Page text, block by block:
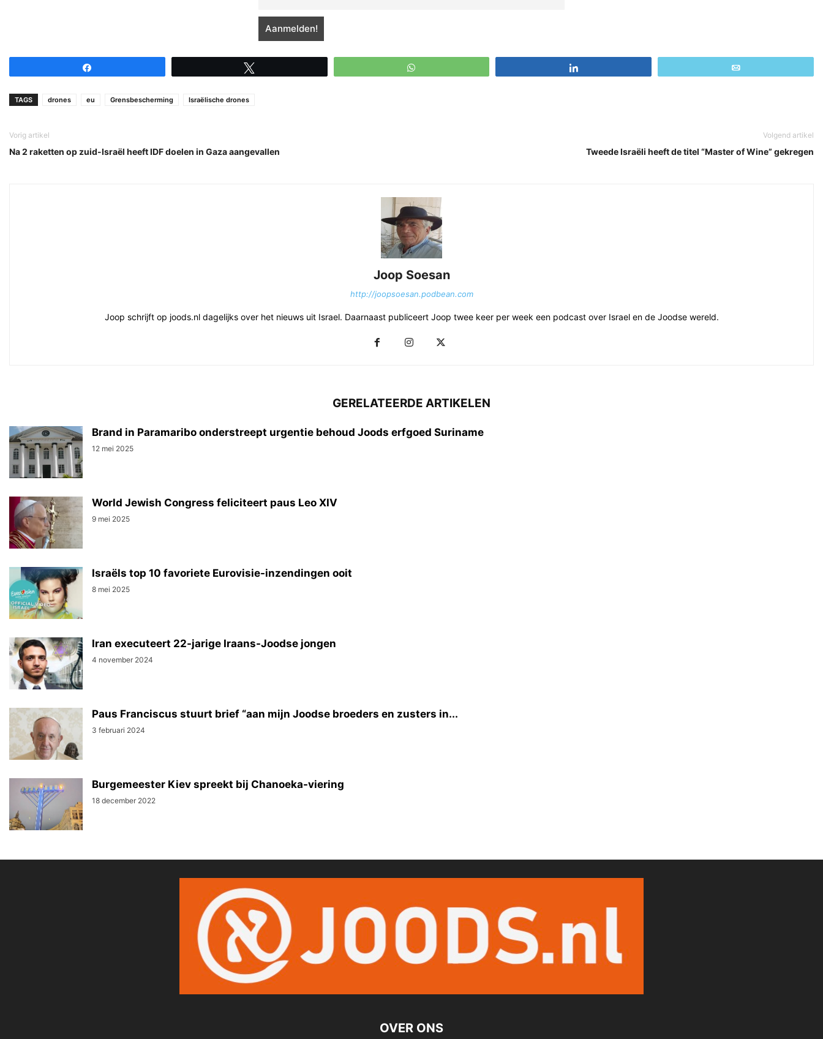
TAGS drones eu Grensbescherming Israëlische drones
Vorig artikel
Na 2 raketten op zuid-Israël heeft IDF doelen in Gaza aangevallen
Volgend artikel
Tweede Israëli heeft de titel “Master of Wine” gekregen
Joop Soesan
http://joopsoesan.podbean.com
Joop schrijft op joods.nl dagelijks over het nieuws uit Israel. Daarnaast publiceert Joop twee keer per week een podcast over Israel en de Joodse wereld.
GERELATEERDE ARTIKELEN
Brand in Paramaribo onderstreept urgentie behoud Joods erfgoed Suriname
12 mei 2025
World Jewish Congress feliciteert paus Leo XIV
9 mei 2025
Israëls top 10 favoriete Eurovisie-inzendingen ooit
8 mei 2025
Iran executeert 22-jarige Iraans-Joodse jongen
4 november 2024
Paus Franciscus stuurt brief “aan mijn Joodse broeders en zusters in...
3 februari 2024
Burgemeester Kiev spreekt bij Chanoeka-viering
18 december 2022
OVER ONS